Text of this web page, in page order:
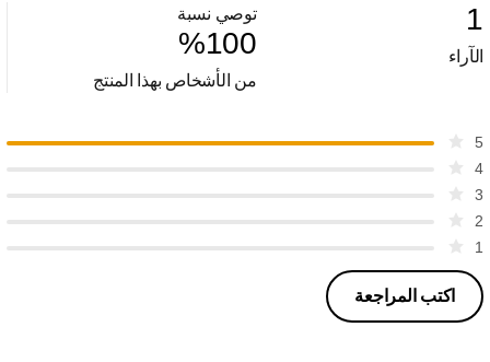
1
الآراء
توصي نسبة
%100
من الأشخاص بهذا المنتج
5
4
3
2
1
اكتب المراجعة